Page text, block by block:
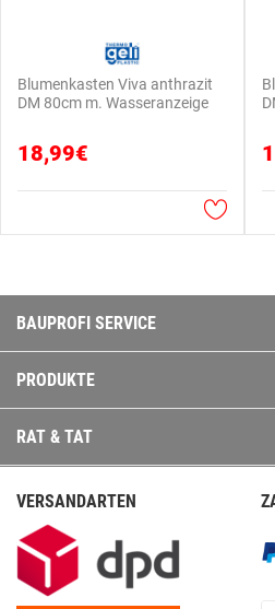
Blumenkasten Viva anthrazit
DM 80cm m. Wasseranzeige
18,99€
BAUPROFI SERVICE
PRODUKTE
RAT & TAT
VERSANDARTEN